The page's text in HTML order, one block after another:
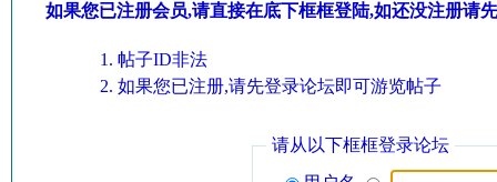
如果您已注册会员,请直接在底下框框登陆,如还没注册请
帖子ID非法
如果您已注册,请先登录论坛即可游览帖子
请从以下框框登录论坛